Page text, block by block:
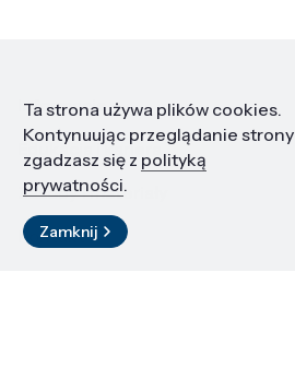
Informacje
Edukacja i kariera
Zasoby i materiały
Kontakt
Ta strona używa plików cookies.
Kontynuując przeglądanie strony
zgadzasz się z polityką
prywatności.
Zamknij